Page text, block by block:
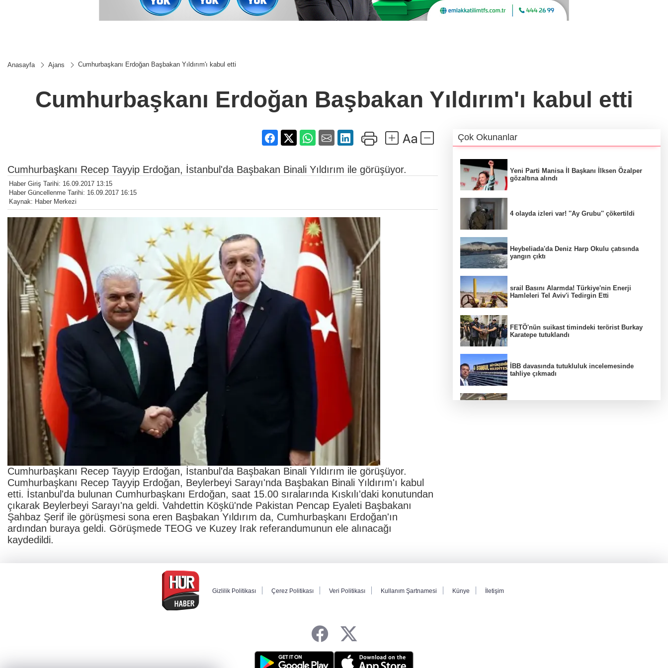
Anasayfa Ajans Cumhurbaşkanı Erdoğan Başbakan Yıldırım'ı kabul etti
Cumhurbaşkanı Erdoğan Başbakan Yıldırım'ı kabul etti
Cumhurbaşkanı Recep Tayyip Erdoğan, İstanbul'da Başbakan Binali Yıldırım ile görüşüyor.
Haber Giriş Tarihi: 16.09.2017 13:15
Haber Güncellenme Tarihi: 16.09.2017 16:15
Kaynak: Haber Merkezi
Cumhurbaşkanı Recep Tayyip Erdoğan, İstanbul'da Başbakan Binali Yıldırım ile görüşüyor.
Cumhurbaşkanı Recep Tayyip Erdoğan, Beylerbeyi Sarayı'nda Başbakan Binali Yıldırım'ı kabul
etti. İstanbul'da bulunan Cumhurbaşkanı Erdoğan, saat 15.00 sıralarında Kıskılı'daki konutundan
çıkarak Beylerbeyi Sarayı'na geldi. Vahdettin Köşkü'nde Pakistan Pencap Eyaleti Başbakanı
Şahbaz Şerif ile görüşmesi sona eren Başbakan Yıldırım da, Cumhurbaşkanı Erdoğan'ın
ardından buraya geldi. Görüşmede TEOG ve Kuzey Irak referandumunun ele alınacağı
kaydedildi.
Çok Okunanlar
Yeni Parti Manisa İl Başkanı İlksen Özalper
gözaltına alındı
4 olayda izleri var! ''Ay Grubu'' çökertildi
Heybeliada'da Deniz Harp Okulu çatısında
yangın çıktı
srail Basını Alarmda! Türkiye'nin Enerji
Hamleleri Tel Aviv'i Tedirgin Etti
FETÖ'nün suikast timindeki terörist Burkay
Karatepe tutuklandı
İBB davasında tutukluluk incelemesinde
tahliye çıkmadı
Gizlilik Politikası Çerez Politikası Veri Politikası Kullanım Şartnamesi Künye İletişim